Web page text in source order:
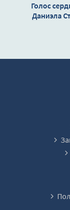
0020
Голос
Даниэла